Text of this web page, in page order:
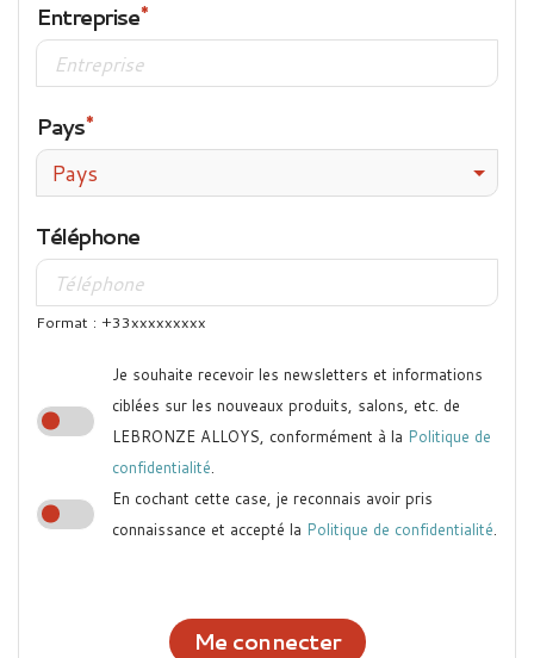
Entreprise
Pays
Pays
Téléphone
Format : +33xxxxxxxxx
Je souhaite recevoir les newsletters et informations
ciblées sur les nouveaux produits, salons, etc. de
LEBRONZE ALLOYS, conformément à la Politique de
confidentialité.
En cochant cette case, je reconnais avoir pris
connaissance et accepté la Politique de confidentialité.
Me connecter